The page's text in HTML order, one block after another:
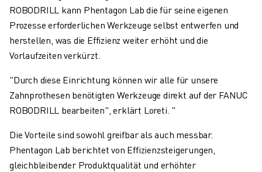
ROBODRILL kann Phentagon Lab die für seine eigenen
Prozesse erforderlichen Werkzeuge selbst entwerfen und
herstellen, was die Effizienz weiter erhöht und die
Vorlaufzeiten verkürzt.
"Durch diese Einrichtung können wir alle für unsere
Zahnprothesen benötigten Werkzeuge direkt auf der FANUC
ROBODRILL bearbeiten", erklärt Loreti. "
Die Vorteile sind sowohl greifbar als auch messbar.
Phentagon Lab berichtet von Effizienzsteigerungen,
gleichbleibender Produktqualität und erhöhter